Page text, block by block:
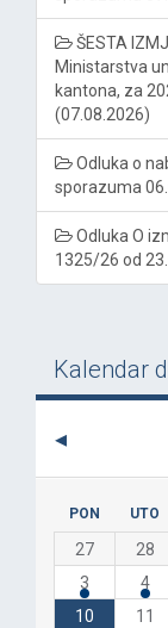
ŠESTA
Ministarstva
kantona, za
(07.08.2026)
Odluka o
sporazuma
Odluka O
1325/26 od
Kalendar
PON UTO
27 28
3
4
10
11